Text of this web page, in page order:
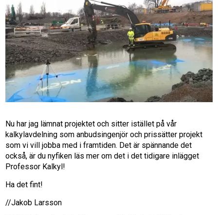
Nu har jag lämnat projektet och sitter istället på vår
kalkylavdelning som anbudsingenjör och prissätter projekt
som vi vill jobba med i framtiden. Det är spännande det
också, är du nyfiken läs mer om det i det tidigare inlägget
Professor Kalkyl!
Ha det fint!
//Jakob Larsson